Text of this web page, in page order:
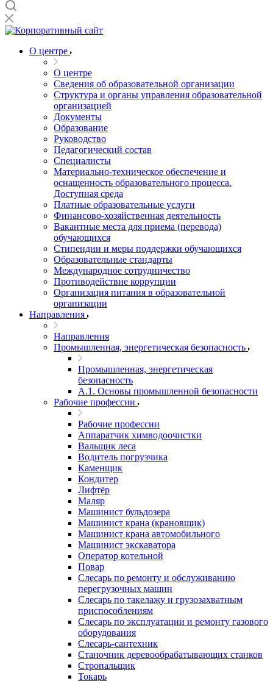
О центре
О центре
Сведения об образовательной организации
Структура и органы управления образовательной
организацией
Документы
Образование
Руководство
Педагогический состав
Специалисты
Материально-техническое обеспечение и
оснащенность образовательного процесса.
Доступная среда
Платные образовательные услуги
Финансово-хозяйственная деятельность
Вакантные места для приема (перевода)
обучающихся
Стипендии и меры поддержки обучающихся
Образовательные стандарты
Международное сотрудничество
Противодействие коррупции
Организация питания в образовательной
организации
Направления
Направления
Промышленная, энергетическая безопасность
Промышленная, энергетическая
безопасность
А.1. Основы промышленной безопасности
Рабочие профессии
Рабочие профессии
Аппаратчик химводоочистки
Вальщик леса
Водитель погрузчика
Каменщик
Кондитер
Лифтёр
Маляр
Машинист бульдозера
Машинист крана (крановщик)
Машинист крана автомобильного
Машинист экскаватора
Оператор котельной
Повар
Слесарь по ремонту и обслуживанию
перегрузочных машин
Слесарь по такелажу и грузозахватным
приспособлениям
Слесарь по эксплуатации и ремонту газового
оборудования
Слесарь-сантехник
Станочник деревообрабатывающих станков
Стропальщик
Токарь